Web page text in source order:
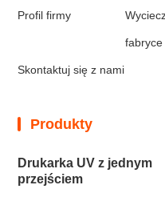
Profil firmy
fabryce
Skontaktuj się z nami
Produkty
Drukarka UV z jednym
przejściem